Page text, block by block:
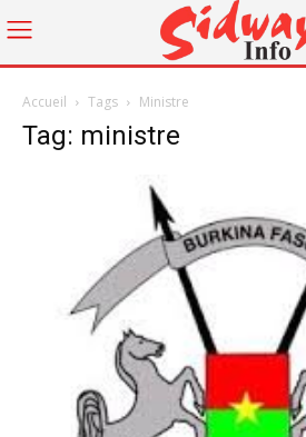
Accueil Tags Ministre
Tag: ministre